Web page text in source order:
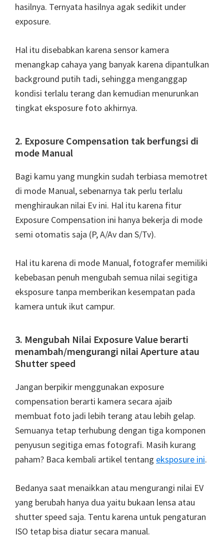
hasilnya. Ternyata hasilnya agak sedikit under
exposure.
Hal itu disebabkan karena sensor kamera
menangkap cahaya yang banyak karena dipantulkan
background putih tadi, sehingga menganggap
kondisi terlalu terang dan kemudian menurunkan
tingkat eksposure foto akhirnya.
2. Exposure Compensation tak berfungsi di
mode Manual
Bagi kamu yang mungkin sudah terbiasa memotret
di mode Manual, sebenarnya tak perlu terlalu
menghiraukan nilai Ev ini. Hal itu karena fitur
Exposure Compensation ini hanya bekerja di mode
semi otomatis saja (P, A/Av dan S/Tv).
Hal itu karena di mode Manual, fotografer memiliki
kebebasan penuh mengubah semua nilai segitiga
eksposure tanpa memberikan kesempatan pada
kamera untuk ikut campur.
3. Mengubah Nilai Exposure Value berarti
menambah/mengurangi nilai Aperture atau
Shutter speed
Jangan berpikir menggunakan exposure
compensation berarti kamera secara ajaib
membuat foto jadi lebih terang atau lebih gelap.
Semuanya tetap terhubung dengan tiga komponen
penyusun segitiga emas fotografi. Masih kurang
paham? Baca kembali artikel tentang eksposure ini.
Bedanya saat menaikkan atau mengurangi nilai EV
yang berubah hanya dua yaitu bukaan lensa atau
shutter speed saja. Tentu karena untuk pengaturan
ISO tetap bisa diatur secara manual.